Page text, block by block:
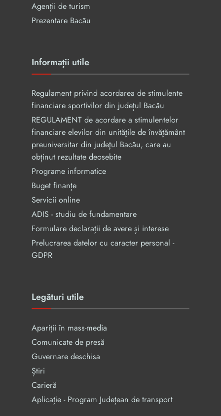
Agenții de turism
Prezentare Bacău
Informații utile
Regulament privind acordarea de stimulente
financiare sportivilor din județul Bacău
REGULAMENT de acordare a stimulentelor
financiare elevilor din unităţile de învăţământ
preuniversitar din judeţul Bacău, care au
obținut rezultate deosebite
Programe informatice
Buget finanțe
Servicii online
ADIS - studiu de fundamentare
Formulare declarații de avere și interese
Prelucrarea datelor cu caracter personal -
GDPR
Legături utile
Apariții în mass-media
Comunicate de presă
Guvernare deschisa
Știri
Carieră
Aplicație - Program Județean de transport